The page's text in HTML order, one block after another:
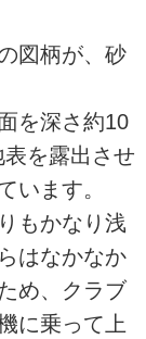
図柄が、砂
を深さ約10
を露出させ
います。
もかなり浅
はなかなか
め、クラブ
に乗って上